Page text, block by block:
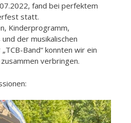
fand bei perfektem
statt.
Kinderprogramm,
der musikalischen
Band“ konnten wir ein
verbringen.